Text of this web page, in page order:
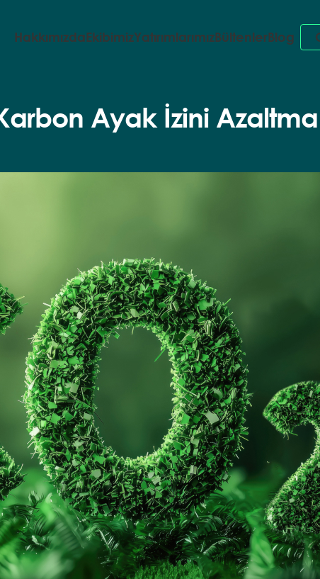
HakkımızdaEkibimizYatırımlarımızBültenlerBlog
Ayak İzini